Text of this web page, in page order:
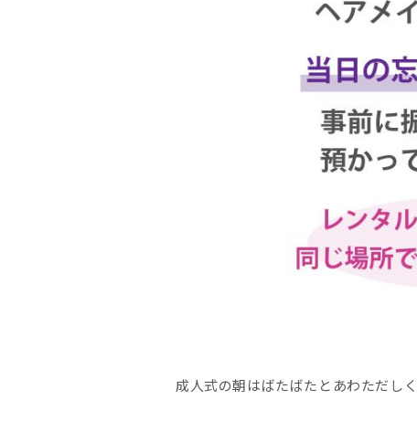
成人式の朝はばたばたとあわただし